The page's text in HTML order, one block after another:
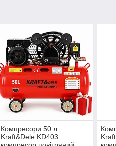
Компресори 50 л
Kraft&Dele KD403